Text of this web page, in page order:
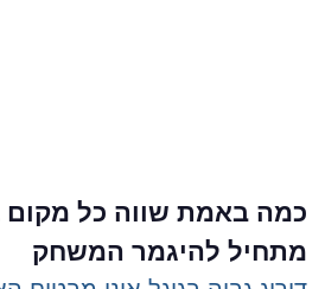
כמה באמת שווה כל מקום
מתחיל להיגמר המשחק